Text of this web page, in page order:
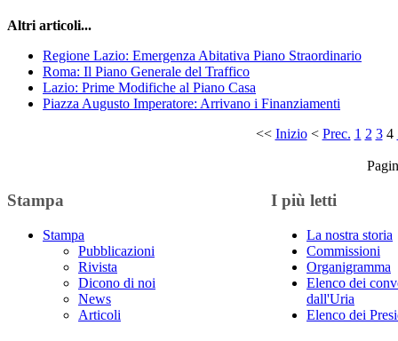
Altri articoli...
Regione Lazio: Emergenza Abitativa Piano Straordinario
Roma: Il Piano Generale del Traffico
Lazio: Prime Modifiche al Piano Casa
Piazza Augusto Imperatore: Arrivano i Finanziamenti
<< Inizio< Prec. 1 2 3 4
Stampa
Stampa
Pubblicazioni
Rivista
Dicono di noi
News
Articoli
I più letti
La nostra storia
Commissioni
Organigramma
Elenco dei
dall'Uria
Elenco dei